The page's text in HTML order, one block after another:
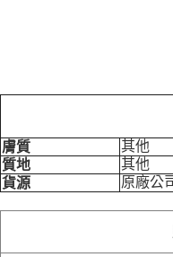
膚質
其他
質地
其他
貨源
原廠公